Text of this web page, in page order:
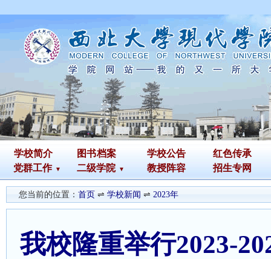
学校简介 图书档案 学校公告
红色传承
党群工作
二级学院 教授阵容 招生专网
您当前的位置： 首页 ⇌ 学校新闻 ⇌ 2023年
我校隆重举行2023-